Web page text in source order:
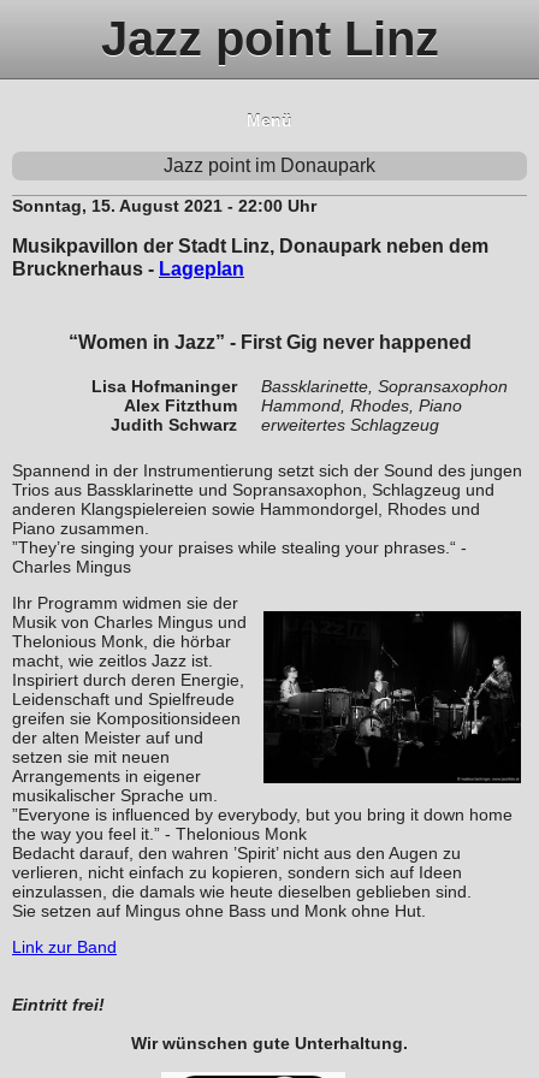
Jazz point Linz
Menü
Jazz point im Donaupark
Sonntag, 15. August 2021 - 22:00 Uhr
Musikpavillon der Stadt Linz, Donaupark neben dem
Brucknerhaus - Lageplan
“Women in Jazz” - First Gig never happened
Lisa Hofmaninger
Alex Fitzthum
Judith Schwarz
Bassklarinette, Sopransaxophon
Hammond, Rhodes, Piano
erweitertes Schlagzeug
Spannend in der Instrumentierung setzt sich der Sound des jungen
Trios aus Bassklarinette und Sopransaxophon, Schlagzeug und
anderen Klangspielereien sowie Hammondorgel, Rhodes und
Piano zusammen.
”They’re singing your praises while stealing your phrases.“ -
Charles Mingus
Ihr Programm widmen sie der
Musik von Charles Mingus und
Thelonious Monk, die hörbar
macht, wie zeitlos Jazz ist.
Inspiriert durch deren Energie,
Leidenschaft und Spielfreude
greifen sie Kompositionsideen
der alten Meister auf und
setzen sie mit neuen
Arrangements in eigener
musikalischer Sprache um.
”Everyone is influenced by everybody, but you bring it down home
the way you feel it.” - Thelonious Monk
Bedacht darauf, den wahren ’Spirit’ nicht aus den Augen zu
verlieren, nicht einfach zu kopieren, sondern sich auf Ideen
einzulassen, die damals wie heute dieselben geblieben sind.
Sie setzen auf Mingus ohne Bass und Monk ohne Hut.
Link zur Band
Eintritt frei!
Wir wünschen gute Unterhaltung.